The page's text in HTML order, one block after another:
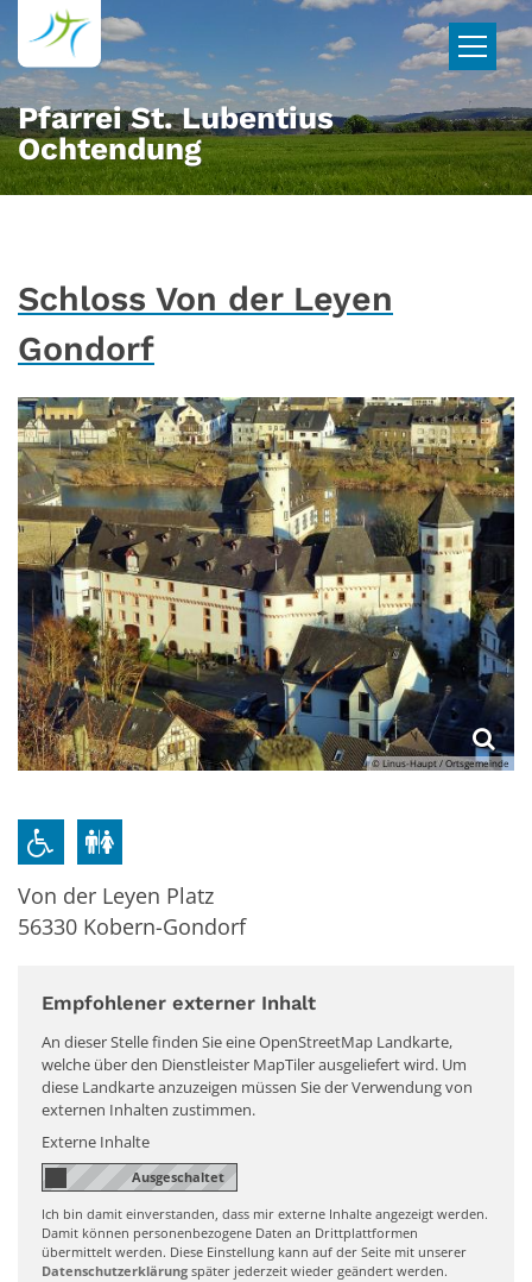
Zum Inhalt springen
Pfarrei St. Lubentius
Ochtendung
Schloss Von der Leyen
Gondorf
© Linus-Haupt / Ortsgemeinde
Von der Leyen Platz
56330 Kobern-Gondorf
Empfohlener externer Inhalt
An dieser Stelle finden Sie eine OpenStreetMap Landkarte,
welche über den Dienstleister MapTiler ausgeliefert wird. Um
diese Landkarte anzuzeigen müssen Sie der Verwendung von
externen Inhalten zustimmen.
Externe Inhalte
Ich bin damit einverstanden, dass mir externe Inhalte angezeigt werden.
Damit können personenbezogene Daten an Drittplattformen
übermittelt werden. Diese Einstellung kann auf der Seite mit unserer
Datenschutzerklärung später jederzeit wieder geändert werden.